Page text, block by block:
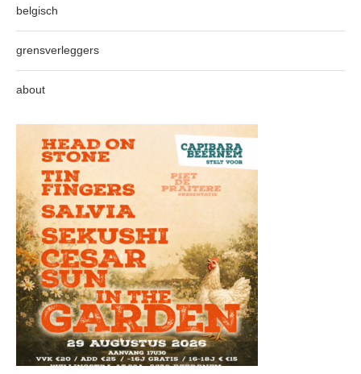
belgisch
grensverleggers
about